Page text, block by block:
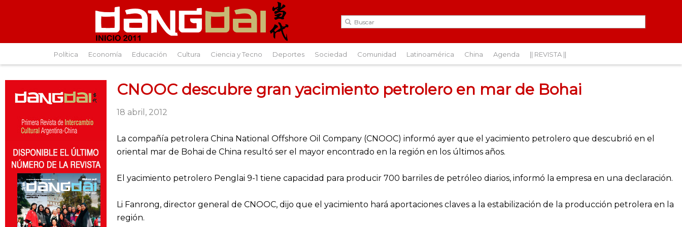
Política Economía Educación Cultura Ciencia y Tecno Deportes Sociedad Comunidad Latinoamérica China Agenda || REVISTA ||
CNOOC descubre gran yacimiento petrolero en mar de Bohai
18 abril, 2012
La compañía petrolera China National Offshore Oil Company (CNOOC) informó ayer que el yacimiento petrolero que descubrió en el
oriental mar de Bohai de China resultó ser el mayor encontrado en la región en los últimos años.
El yacimiento petrolero Penglai 9-1 tiene capacidad para producir 700 barriles de petróleo diarios, informó la empresa en una declaración.
Li Fanrong, director general de CNOOC, dijo que el yacimiento hará aportaciones claves a la estabilización de la producción petrolera en la
región.